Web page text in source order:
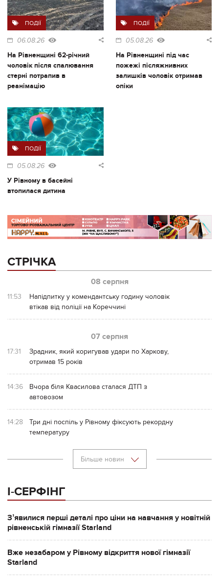
ПОДІЇ
06.08.26
На Рівненщині 62-річний
чоловік після спалювання
стерні потрапив в
реанімацію
ПОДІЇ
05.08.26
На Рівненщині під час
пожежі післяжнивних
залишків чоловік отримав
опіки
ПОДІЇ
05.08.26
У Рівному в басейні
втопилася дитина
СТРІЧКА
08 серпня
11:53
Напідпитку у комендантську годину чоловік
втікав від поліції на Кореччині
07 серпня
17:31
Зрадник, який коригував удари по Харкову,
отримав 15 років
14:36
Вчора біля Квасилова сталася ДТП з
автовозом
14:28
Три дні поспіль у Рівному фіксують рекордну
температуру
Більше новин
І-СЕРФІНГ
Зʼявилися перші деталі про ціни на навчання у новітній
рівненській гімназії Starland
Вже незабаром у Рівному відкриття нової гімназії
Starland